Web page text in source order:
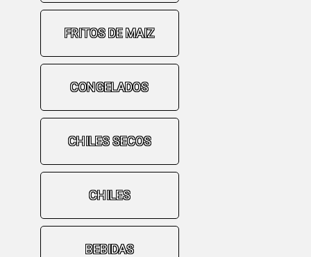
FRITOS DE MAIZ
CONGELADOS
CHILES SECOS
CHILES
BEBIDAS